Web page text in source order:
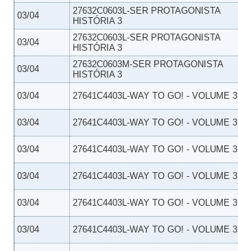
03/04
27632C0603L-SER PROTAGONISTA
HISTÓRIA 3
03/04
27632C0603L-SER PROTAGONISTA
HISTÓRIA 3
03/04
27632C0603M-SER PROTAGONISTA
HISTÓRIA 3
03/04 27641C4403L-WAY TO GO! - VOLUME 3
03/04 27641C4403L-WAY TO GO! - VOLUME 3
03/04 27641C4403L-WAY TO GO! - VOLUME 3
03/04 27641C4403L-WAY TO GO! - VOLUME 3
03/04 27641C4403L-WAY TO GO! - VOLUME 3
03/04 27641C4403L-WAY TO GO! - VOLUME 3